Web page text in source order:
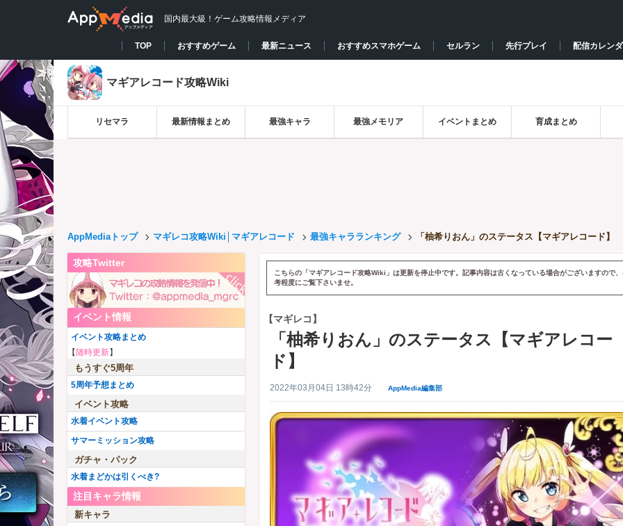
国内最大級！ゲーム攻略情報メディア
TOP おすすめゲーム 最新ニュース おすすめスマホゲーム セルラン 先行プレイ 配信カレン
マギアレコード攻略Wiki
リセマラ 最新情報まとめ 最強キャラ 最強メモリア イベントまとめ 育成まとめ
AppMediaトップ マギレコ攻略Wiki│マギアレコード 最強キャラランキング 「柚希りおん」のステータス【マギアレコード】
こちらの「マギアレコード攻略Wiki」は更新を停止中です。記事内容は古くなっている場合がございますので
考程度にご覧下さいませ。
【マギレコ】
「柚希りおん」のステータス【マギアレコー
ド】
2022年03月04日 13時42分 AppMedia編集部
攻略Twitter
イベント情報
イベント攻略まとめ
【随時更新】
もうすぐ5周年
5周年予想まとめ
イベント攻略
水着イベント攻略
サマーミッション攻略
ガチャ・パック
水着まどかは引くべき?
注目キャラ情報
新キャラ